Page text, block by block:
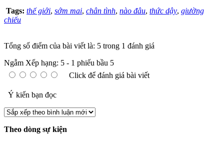
Tags: thế giới, sớm mai, chân tình, nào đâu, thức dậy, giường
chiếu
Tổng số điểm của bài viết là: 5 trong 1 đánh giá
Ngẫm Xếp hạng: 5 - 1 phiếu bầu 5
Click để đánh giá bài viết
Ý kiến bạn đọc
Theo dòng sự kiện